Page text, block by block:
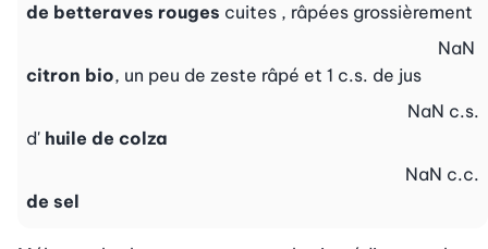
de betteraves rouges cuites , râpées grossièrement
citron bio, un peu de zeste râpé et 1 c.s. de jus
NaN
d' huile de colza
NaN c.s.
de sel
NaN c.c.